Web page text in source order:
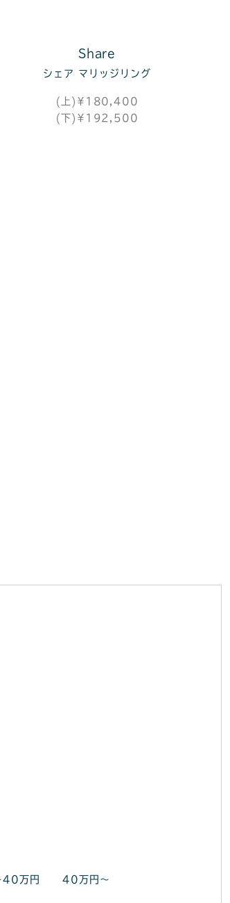
Share
シェア マリッジリング
(上)¥180,400
(下)¥192,500
40万円 40万円～